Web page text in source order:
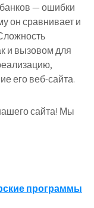
— ошибки
он сравнивает и
и вызовом для
его веб-сайта.
сайта! Мы
программы